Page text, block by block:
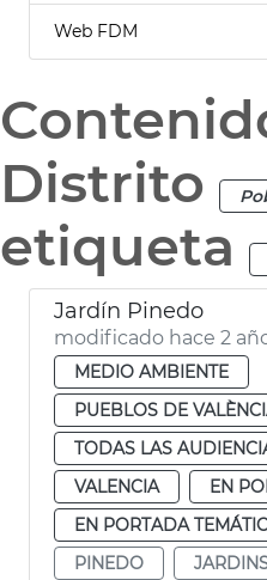
Web FDM
Distrito
etiqueta
Jardín Pinedo
modificado hace 2
MEDIO AMBIENTE
PUEBLOS DE
TODAS LAS
VALENCIA
EN
EN PORTADA
PINEDO